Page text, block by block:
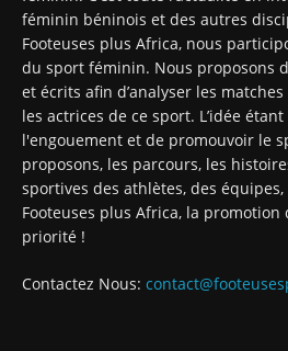
féminin béninois et des autres
Footeuses plus Africa, nous
du sport féminin. Nous proposons
et écrits afin d’analyser les
les actrices de ce sport. L’idée
l'engouement et de promouvoir le
proposons, les parcours, les
sportives des athlètes, des
Footeuses plus Africa, la
priorité !
Contactez Nous: